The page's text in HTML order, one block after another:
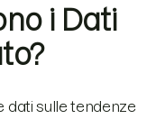
i Dati
dati sulle tendenze